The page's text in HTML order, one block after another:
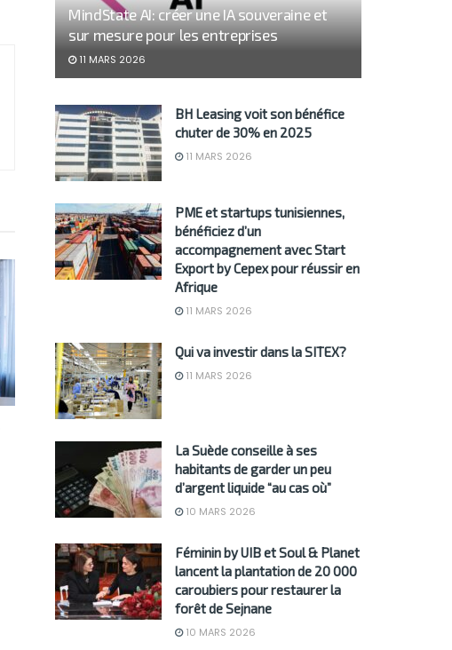
MindState AI: créer une IA souveraine et
sur mesure pour les entreprises
11 MARS 2026
BH Leasing voit son bénéfice
chuter de 30% en 2025
11 MARS 2026
PME et startups tunisiennes,
bénéficiez d’un
accompagnement avec Start
Export by Cepex pour réussir en
Afrique
11 MARS 2026
Qui va investir dans la SITEX?
11 MARS 2026
La Suède conseille à ses
habitants de garder un peu
d’argent liquide “au cas où”
10 MARS 2026
Féminin by UIB et Soul & Planet
lancent la plantation de 20 000
caroubiers pour restaurer la
forêt de Sejnane
10 MARS 2026